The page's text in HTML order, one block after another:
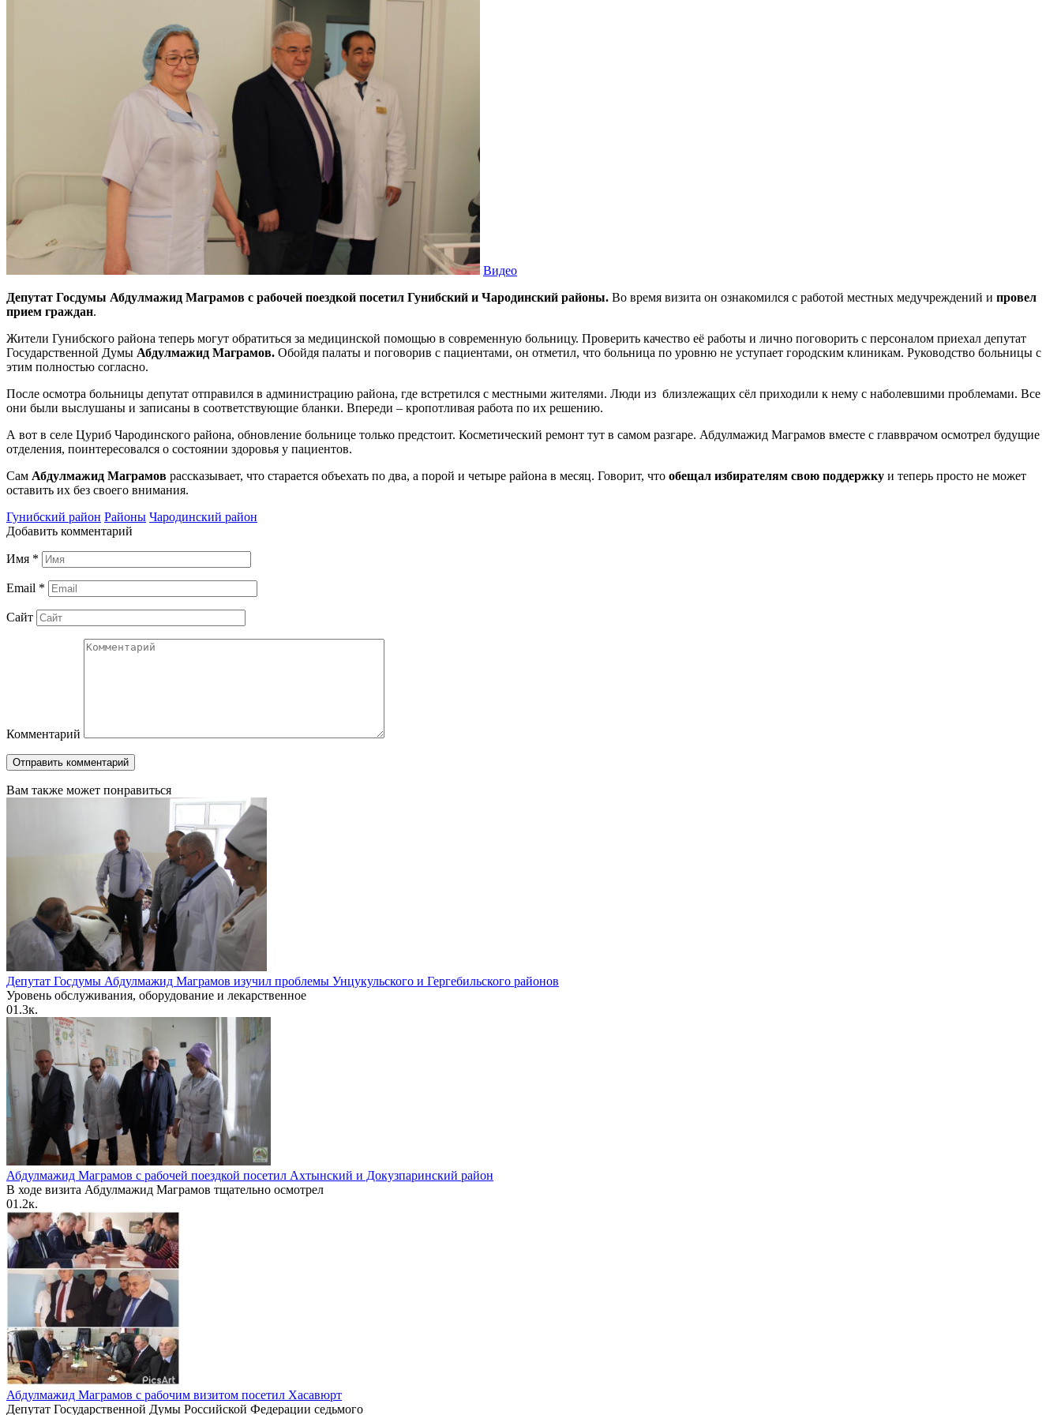
Видео
Депутат Госдумы Абдулмажид Маграмов с рабочей поездкой посетил Гунибский и Чародинский районы. Во время визита он ознакомился с работой местных медучреждений и провел
прием граждан.
Жители Гунибского района теперь могут обратиться за медицинской помощью в современную больницу. Проверить качество её работы и лично поговорить с персоналом приехал депутат
Государственной Думы Абдулмажид Маграмов. Обойдя палаты и поговорив с пациентами, он отметил, что больница по уровню не уступает городским клиникам. Руководство больницы с
этим полностью согласно.
После осмотра больницы депутат отправился в администрацию района, где встретился с местными жителями. Люди из близлежащих сёл приходили к нему с наболевшими проблемами. Все
они были выслушаны и записаны в соответствующие бланки. Впереди – кропотливая работа по их решению.
А вот в селе Цуриб Чародинского района, обновление больнице только предстоит. Косметический ремонт тут в самом разгаре. Абдулмажид Маграмов вместе с главврачом осмотрел будущие
отделения, поинтересовался о состоянии здоровья у пациентов.
Сам Абдулмажид Маграмов рассказывает, что старается объехать по два, а порой и четыре района в месяц. Говорит, что обещал избирателям свою поддержку и теперь просто не может
оставить их без своего внимания.
Гунибский район Районы Чародинский район
Добавить комментарий
Имя *
Email *
Сайт
Комментарий
Вам также может понравиться
Депутат Госдумы Абдулмажид Маграмов изучил проблемы Унцукульского и Гергебильского районов
Уровень обслуживания, оборудование и лекарственное
01.3к.
Абдулмажид Маграмов с рабочей поездкой посетил Ахтынский и Докузпаринский район
В ходе визита Абдулмажид Маграмов тщательно осмотрел
01.2к.
Абдулмажид Маграмов с рабочим визитом посетил Хасавюрт
Депутат Государственной Думы Российской Федерации седьмого